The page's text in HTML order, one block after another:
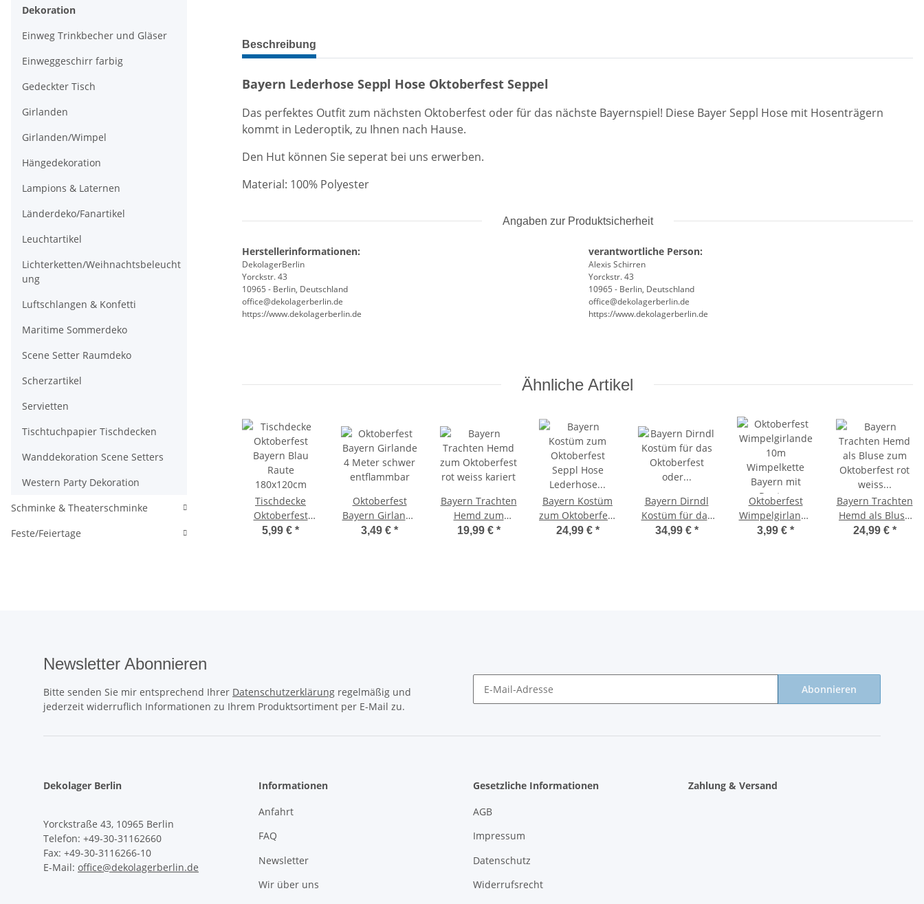
weitere Registerkarten anzeigen
Beschreibung
Bayern Lederhose Seppl Hose Oktoberfest Seppel
Das perfektes Outfit zum nächsten Oktoberfest oder für das nächste Bayernspiel! Diese Bayer Seppl Hose mit Hosenträgern
kommt in Lederoptik, zu Ihnen nach Hause.
Den Hut können Sie seperat bei uns erwerben.
Material: 100% Polyester
Angaben zur Produktsicherheit
Herstellerinformationen:
DekolagerBerlin
Yorckstr. 43
10965 - Berlin, Deutschland
office@dekolagerberlin.de
https://www.dekolagerberlin.de
verantwortliche Person:
Alexis Schirren
Yorckstr. 43
10965 - Berlin, Deutschland
office@dekolagerberlin.de
https://www.dekolagerberlin.de
Ähnliche Artikel
Tischdecke
Oktoberfest
Bayern Blau
5,99 € *
Oktoberfest
Bayern Girlande
4 Meter schwer
3,49 € *
Bayern Trachten
Hemd zum
Oktoberfest rot
19,99 € *
Bayern Kostüm
zum Oktoberfest
Seppl Hose
24,99 € *
Bayern Dirndl
Kostüm für das
Oktoberfest
34,99 € *
Oktoberfest
Wimpelgirlande
10m
3,99 € *
Bayern Trachten
Hemd als Bluse
zum Oktoberfest
24,99 € *
Dekoration
Einweg Trinkbecher und Gläser
Einweggeschirr farbig
Gedeckter Tisch
Girlanden
Girlanden/Wimpel
Hängedekoration
Lampions & Laternen
Länderdeko/Fanartikel
Leuchtartikel
Lichterketten/Weihnachtsbeleucht
ung
Luftschlangen & Konfetti
Maritime Sommerdeko
Scene Setter Raumdeko
Scherzartikel
Servietten
Tischtuchpapier Tischdecken
Wanddekoration Scene Setters
Western Party Dekoration
Schminke & Theaterschminke
Feste/Feiertage
Newsletter Abonnieren
Bitte senden Sie mir entsprechend Ihrer Datenschutzerklärung regelmäßig und
jederzeit widerruflich Informationen zu Ihrem Produktsortiment per E-Mail zu.
Abonnieren
Dekolager Berlin
Yorckstraße 43, 10965 Berlin
Telefon: +49-30-31162660
Fax: +49-30-3116266-10
E-Mail: office@dekolagerberlin.de
Informationen
Anfahrt
FAQ
Newsletter
Wir über uns
Gesetzliche Informationen
AGB
Impressum
Datenschutz
Widerrufsrecht
Zahlung & Versand